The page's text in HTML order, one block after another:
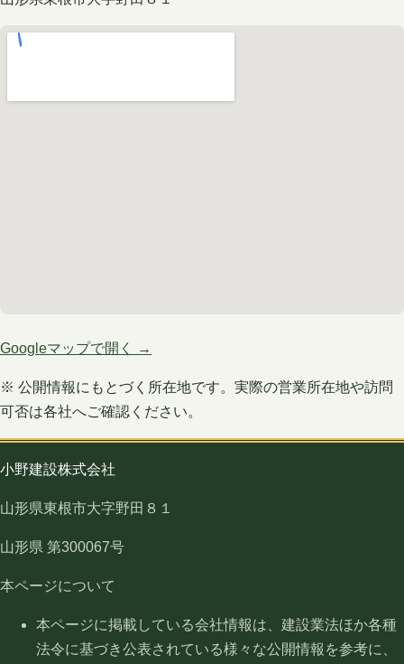
Googleマップで開く →
※ 公開情報にもとづく所在地です。実際の営業所在地や訪問
可否は各社へご確認ください。
小野建設株式会社
山形県東根市大字野田８１
山形県 第300067号
本ページについて
本ページに掲載している会社情報は、建設業法ほか各種
法令に基づき公表されている様々な公開情報を参考に、